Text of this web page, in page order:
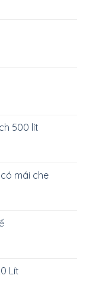
500 lít
mái che
Lít